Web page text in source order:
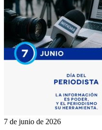
7 de junio de 2026